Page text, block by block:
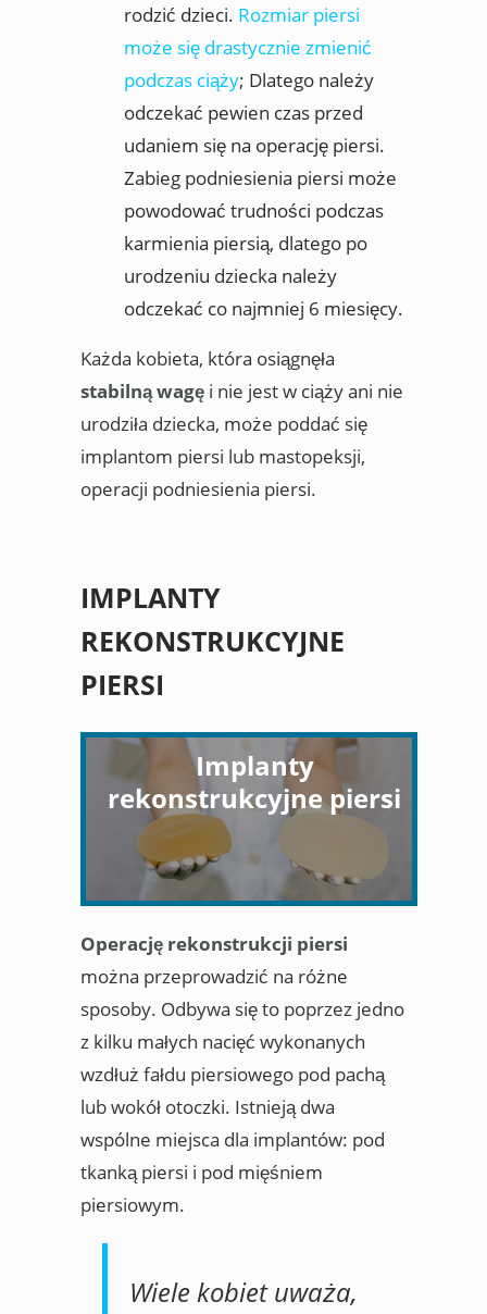
rodzić dzieci. Rozmiar piersi
może się drastycznie zmienić
podczas ciąży; Dlatego należy
odczekać pewien czas przed
udaniem się na operację piersi.
Zabieg podniesienia piersi może
powodować trudności podczas
karmienia piersią, dlatego po
urodzeniu dziecka należy
odczekać co najmniej 6 miesięcy.
Każda kobieta, która osiągnęła
stabilną wagę i nie jest w ciąży ani nie
urodziła dziecka, może poddać się
implantom piersi lub mastopeksji,
operacji podniesienia piersi.
IMPLANTY
REKONSTRUKCYJNE
PIERSI
Implanty
rekonstrukcyjne piersi
Operację rekonstrukcji piersi
można przeprowadzić na różne
sposoby. Odbywa się to poprzez jedno
z kilku małych nacięć wykonanych
wzdłuż fałdu piersiowego pod pachą
lub wokół otoczki. Istnieją dwa
wspólne miejsca dla implantów: pod
tkanką piersi i pod mięśniem
piersiowym.
Wiele kobiet uważa,